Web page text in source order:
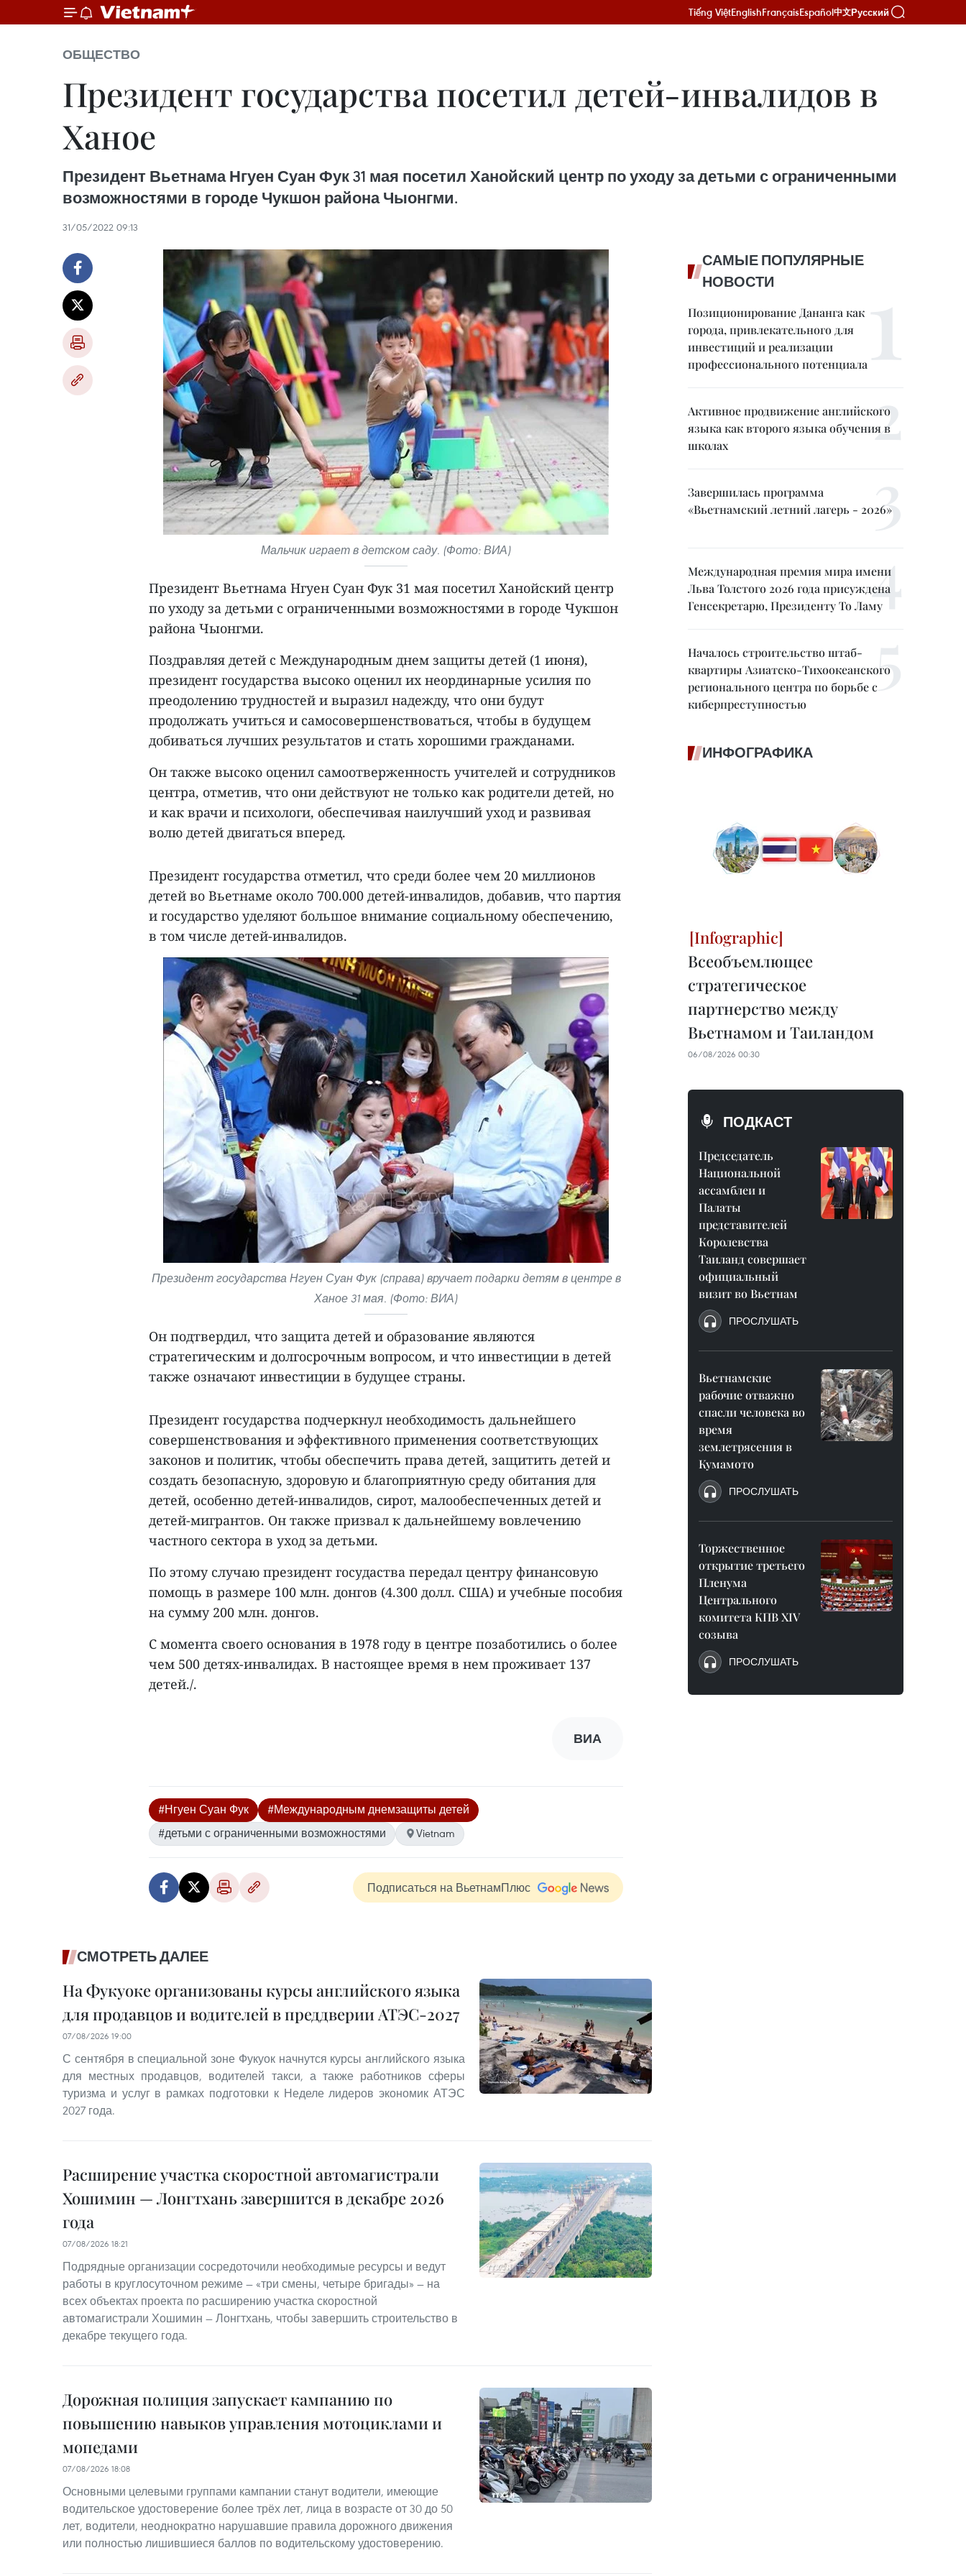
Tiếng ViệtEnglishFrançaisEspañol中文Русский
ОБЩЕСТВО
Президент государства посетил детей-инвалидов в
Ханое
Президент Вьетнама Нгуен Суан Фук 31 мая посетил Ханойский центр по уходу за детьми с ограниченными
возможностями в городе Чукшон района Чыонгми.
31/05/2022 09:13
Мальчик играет в детском саду. (Фото: ВИА)
Президент Вьетнама Нгуен Суан Фук 31 мая посетил Ханойский центр
по уходу за детьми с ограниченными возможностями в городе Чукшон
района Чыонгми.
Поздравляя детей с Международным днем защиты детей (1 июня),
президент государства высоко оценил их неординарные усилия по
преодолению трудностей и выразил надежду, что они будут
продолжать учиться и самосовершенствоваться, чтобы в будущем
добиваться лучших результатов и стать хорошими гражданами.
Он также высоко оценил самоотверженность учителей и сотрудников
центра, отметив, что они действуют не только как родители детей, но
и как врачи и психологи, обеспечивая наилучший уход и развивая
волю детей двигаться вперед.
Президент государства отметил, что среди более чем 20 миллионов
детей во Вьетнаме около 700.000 детей-инвалидов, добавив, что партия
и государство уделяют большое внимание социальному обеспечению,
в том числе детей-инвалидов.
Президент государства Нгуен Суан Фук (справа) вручает подарки детям в центре в
Ханое 31 мая. (Фото: ВИА)
Он подтвердил, что защита детей и образование являются
стратегическим и долгосрочным вопросом, и что инвестиции в детей
также означают инвестиции в будущее страны.
Президент государства подчеркнул необходимость дальнейшего
совершенствования и эффективного применения соответствующих
законов и политик, чтобы обеспечить права детей, защитить детей и
создать безопасную, здоровую и благоприятную среду обитания для
детей, особенно детей-инвалидов, сирот, малообеспеченных детей и
детей-мигрантов. Он также призвал к дальнейшему вовлечению
частного сектора в уход за детьми.
По этому случаю президент госудаства передал центру финансовую
помощь в размере 100 млн. донгов (4.300 долл. США) и учебные пособия
на сумму 200 млн. донгов.
С момента своего основания в 1978 году в центре позаботились о более
чем 500 детях-инвалидах. В настоящее время в нем проживает 137
детей./.
ВИА
#Нгуен Суан Фук
#Международным днем​​защиты детей
#детьми с ограниченными возможностями
Vietnam
Подписаться на ВьетнамПлюс
СМОТРЕТЬ ДАЛЕЕ
На Фукуоке организованы курсы английского языка
для продавцов и водителей в преддверии АТЭС-2027
07/08/2026 19:00
С сентября в специальной зоне Фукуок начнутся курсы английского языка
для местных продавцов, водителей такси, а также работников сферы
туризма и услуг в рамках подготовки к Неделе лидеров экономик АТЭС
2027 года.
Расширение участка скоростной автомагистрали
Хошимин — Лонгтхань завершится в декабре 2026
года
07/08/2026 18:21
Подрядные организации сосредоточили необходимые ресурсы и ведут
работы в круглосуточном режиме — «три смены, четыре бригады» — на
всех объектах проекта по расширению участка скоростной
автомагистрали Хошимин — Лонгтхань, чтобы завершить строительство в
декабре текущего года.
Дорожная полиция запускает кампанию по
повышению навыков управления мотоциклами и
мопедами
07/08/2026 18:08
Основными целевыми группами кампании станут водители, имеющие
водительское удостоверение более трёх лет, лица в возрасте от 30 до 50
лет, водители, неоднократно нарушавшие правила дорожного движения
или полностью лишившиеся баллов по водительскому удостоверению.
САМЫЕ ПОПУЛЯРНЫЕ
НОВОСТИ
Позиционирование Дананга как
города, привлекательного для
инвестиций и реализации
профессионального потенциала
Активное продвижение английского
языка как второго языка обучения в
школах
Завершилась программа
«Вьетнамский летний лагерь - 2026»
Международная премия мира имени
Льва Толстого 2026 года присуждена
Генсекретарю, Президенту То Ламу
Началось строительство штаб-
квартиры Азиатско-Тихоокеанского
регионального центра по борьбе с
киберпреступностью
ИНФОГРАФИКА
Всеобъемлющее
стратегическое
партнерство между
Вьетнамом и Таиландом
06/08/2026 00:30
ПОДКАСТ
Председатель
Национальной
ассамблеи и
Палаты
представителей
Королевства
Таиланд совершает
официальный
визит во Вьетнам
ПРОСЛУШАТЬ
Вьетнамские
рабочие отважно
спасли человека во
время
землетрясения в
Кумамото
ПРОСЛУШАТЬ
Торжественное
открытие третьего
Пленума
Центрального
комитета КПВ XIV
созыва
ПРОСЛУШАТЬ